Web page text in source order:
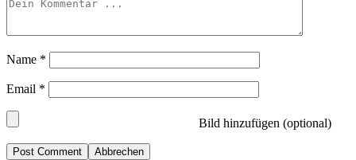
Name *
Email *
Bild hinzufügen (optional)
Abbrechen